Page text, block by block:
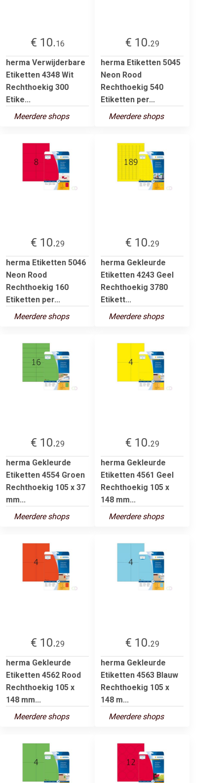
€ 10.16
herma Verwijderbare
Etiketten 4348 Wit
Rechthoekig 300
Etike...
Meerdere shops
€ 10.29
herma Etiketten 5045
Neon Rood
Rechthoekig 540
Etiketten per...
Meerdere shops
€ 10.29
herma Etiketten 5046
Neon Rood
Rechthoekig 160
Etiketten per...
Meerdere shops
€ 10.29
herma Gekleurde
Etiketten 4243 Geel
Rechthoekig 3780
Etikett...
Meerdere shops
€ 10.29
herma Gekleurde
Etiketten 4554 Groen
Rechthoekig 105 x 37
mm...
Meerdere shops
€ 10.29
herma Gekleurde
Etiketten 4561 Geel
Rechthoekig 105 x
148 mm...
Meerdere shops
€ 10.29
herma Gekleurde
Etiketten 4562 Rood
Rechthoekig 105 x
148 mm...
Meerdere shops
€ 10.29
herma Gekleurde
Etiketten 4563 Blauw
Rechthoekig 105 x
148 m...
Meerdere shops